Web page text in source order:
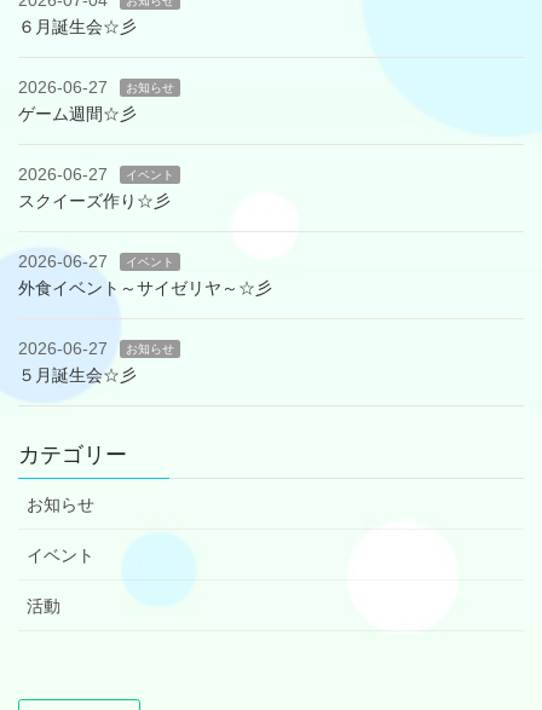
６月誕生会☆彡
2026-06-27 お知らせ
ゲーム週間☆彡
2026-06-27 イベント
スクイーズ作り☆彡
2026-06-27 イベント
外食イベント～サイゼリヤ～☆彡
2026-06-27 お知らせ
５月誕生会☆彡
カテゴリー
お知らせ
イベント
活動